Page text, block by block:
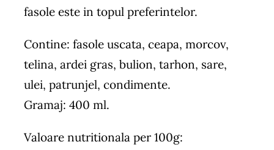
fasole este in topul preferintelor.
Contine: fasole uscata, ceapa, morcov,
telina, ardei gras, bulion, tarhon, sare,
ulei, patrunjel, condimente.
Gramaj: 400 ml.
Valoare nutritionala per 100g: